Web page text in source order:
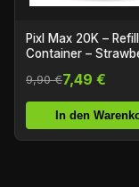
Pixl Max 20K – Refill
Container –
9,90 €7,49 €
In den